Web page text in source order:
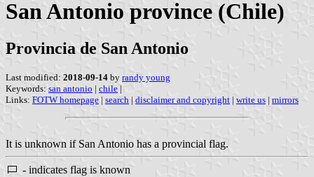
San Antonio province (Chile)
Provincia de San Antonio
Last modified: 2018-09-14 by randy young
Keywords: san antonio | chile |
Links: FOTW homepage | search | disclaimer and copyright | write us | mirrors
It is unknown if San Antonio has a provincial flag.
- indicates flag is known